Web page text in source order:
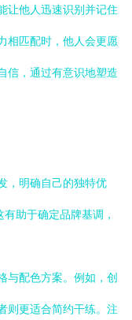
让他人迅速识别并记住
相匹配时，他人会更愿
信，通过有意识地塑造
，明确自己的独特优
助于确定品牌基调，
与配色方案。例如，创
则更适合简约干练。注